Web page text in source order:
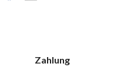
Zahlung